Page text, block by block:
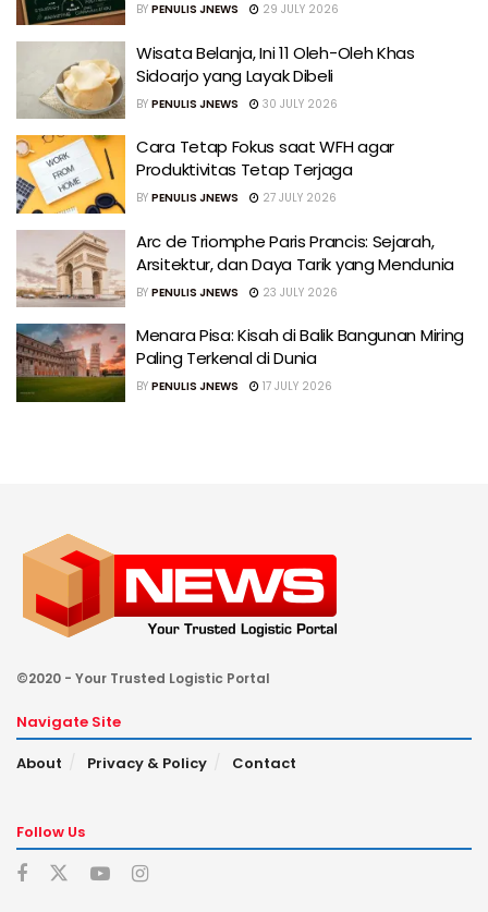
BY PENULIS JNEWS 29 JULY 2026
Wisata Belanja, Ini 11 Oleh-Oleh Khas
Sidoarjo yang Layak Dibeli
BY PENULIS JNEWS 30 JULY 2026
Cara Tetap Fokus saat WFH agar
Produktivitas Tetap Terjaga
BY PENULIS JNEWS 27 JULY 2026
Arc de Triomphe Paris Prancis: Sejarah,
Arsitektur, dan Daya Tarik yang Mendunia
BY PENULIS JNEWS 23 JULY 2026
Menara Pisa: Kisah di Balik Bangunan Miring
Paling Terkenal di Dunia
BY PENULIS JNEWS 17 JULY 2026
©2020 - Your Trusted Logistic Portal
Navigate Site
About
Privacy & Policy Contact
Follow Us